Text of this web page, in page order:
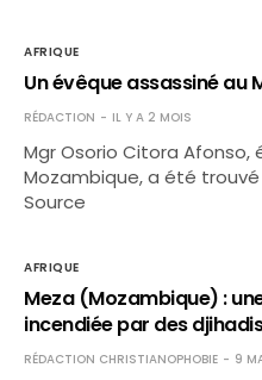
AFRIQUE
Un évêque assassiné au
RÉDACTION IL Y A 2 MOIS
Mgr Osorio Citora Afonso,
Mozambique, a été trouvé
Source
AFRIQUE
Meza (Mozambique) :
incendiée par des
RÉDACTION CHRISTIANOPHOBIE 9